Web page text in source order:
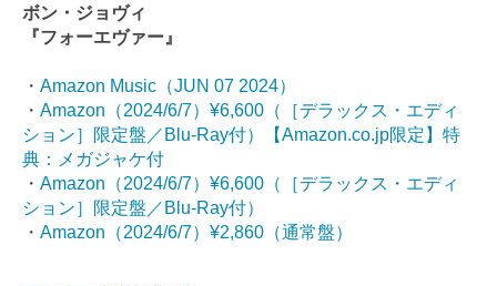
ボン・ジョヴィ
『フォーエヴァー』
・ Amazon Music（JUN 07 2024）
・ Amazon（2024/6/7）¥6,600（［デラックス・エディ
ション］限定盤／Blu-Ray付）【Amazon.co.jp限定】特
典：メガジャケ付
・ Amazon（2024/6/7）¥6,600（［デラックス・エディ
ション］限定盤／Blu-Ray付）
・ Amazon（2024/6/7）¥2,860（通常盤）